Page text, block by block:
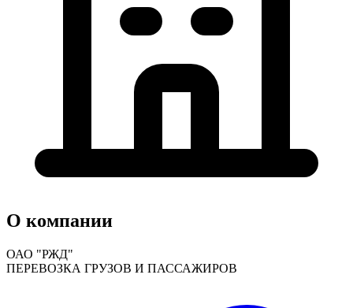
О компании
ОАО "РЖД"
ПЕРЕВОЗКА ГРУЗОВ И ПАССАЖИРОВ